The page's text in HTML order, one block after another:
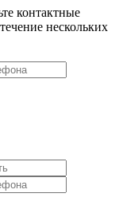
контактные
нескольких